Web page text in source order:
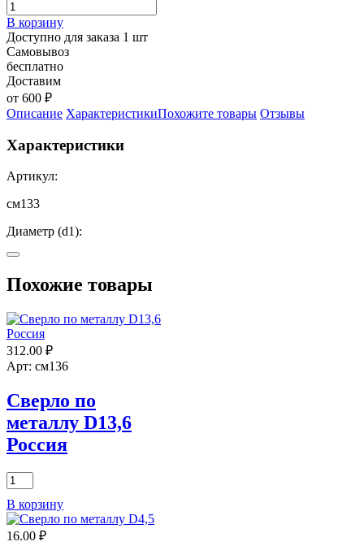
В корзину
Доступно для заказа 1 шт
Самовывоз
бесплатно
Доставим
от 600 ₽
Описание ХарактеристикиПохожите товары Отзывы
Характеристики
Артикул:
см133
Диаметр (d1):
13,3
Длина (L):?
160
Длина (L1):
110
Похожие товары
312.00 ₽
Арт: см136
Сверло по
металлу D13,6
Россия
Количество
товара
Сверло
по
металлу
В корзину
16.00 ₽